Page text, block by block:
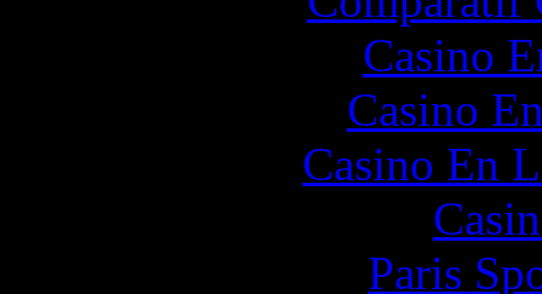
Casino
Casino
Casino En
Paris